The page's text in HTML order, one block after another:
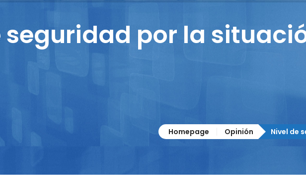
seguridad por la
Homepage Opinión Nivel de